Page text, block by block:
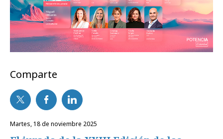
Comparte
martes, 18 de noviembre 2025